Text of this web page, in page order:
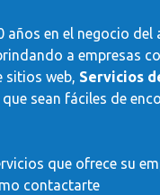
años en el negocio
a empresas
sitios web, Servicios
que sean fáciles de
que ofrece su
contactarte